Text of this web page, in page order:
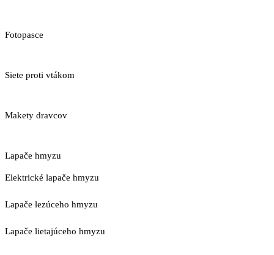
Fotopasce
Siete proti vtákom
Makety dravcov
Lapače hmyzu
Elektrické lapače hmyzu
Lapače lezúceho hmyzu
Lapače lietajúceho hmyzu